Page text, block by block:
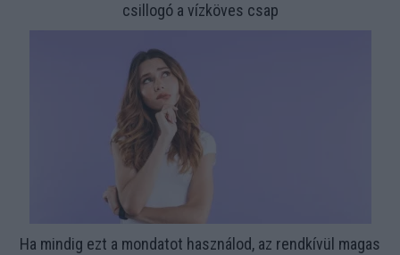
csillogó a vízköves csap
Ha mindig ezt a mondatot használod, az rendkívül magas